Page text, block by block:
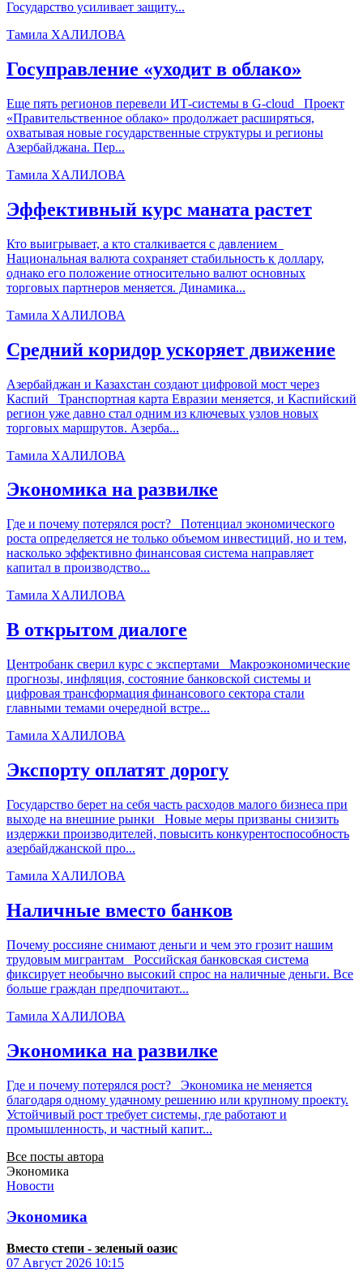
Государство усиливает защиту...
Тамила ХАЛИЛОВА
Госуправление «уходит в облако»
Еще пять регионов перевели ИТ-системы в G-cloud Проект
«Правительственное облако» продолжает расширяться,
охватывая новые государственные структуры и регионы
Азербайджана. Пер...
Тамила ХАЛИЛОВА
Эффективный курс маната растет
Кто выигрывает, а кто сталкивается с давлением
Национальная валюта сохраняет стабильность к доллару,
однако его положение относительно валют основных
торговых партнеров меняется. Динамика...
Тамила ХАЛИЛОВА
Средний коридор ускоряет движение
Азербайджан и Казахстан создают цифровой мост через
Каспий Транспортная карта Евразии меняется, и Каспийский
регион уже давно стал одним из ключевых узлов новых
торговых маршрутов. Азерба...
Тамила ХАЛИЛОВА
Экономика на развилке
Где и почему потерялся рост? Потенциал экономического
роста определяется не только объемом инвестиций, но и тем,
насколько эффективно финансовая система направляет
капитал в производство...
Тамила ХАЛИЛОВА
В открытом диалоге
Центробанк сверил курс с экспертами Макроэкономические
прогнозы, инфляция, состояние банковской системы и
цифровая трансформация финансового сектора стали
главными темами очередной встре...
Тамила ХАЛИЛОВА
Экспорту оплатят дорогу
Государство берет на себя часть расходов малого бизнеса при
выходе на внешние рынки Новые меры призваны снизить
издержки производителей, повысить конкурентоспособность
азербайджанской про...
Тамила ХАЛИЛОВА
Наличные вместо банков
Почему россияне снимают деньги и чем это грозит нашим
трудовым мигрантам Российская банковская система
фиксирует необычно высокий спрос на наличные деньги. Все
больше граждан предпочитают...
Тамила ХАЛИЛОВА
Экономика на развилке
Где и почему потерялся рост? Экономика не меняется
благодаря одному удачному решению или крупному проекту.
Устойчивый рост требует системы, где работают и
промышленность, и частный капит...
Все посты автора
Экономика
Новости
Экономика
Вместо степи - зеленый оазис
07 Август 2026 10:15